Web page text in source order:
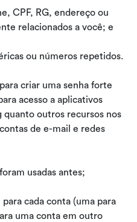
CPF, RG, endereço ou
relacionados a você; e
ou números repetidos.
criar uma senha forte
acesso a aplicativos
outros recursos nos
de e-mail e redes
usadas antes;
cada conta (uma para
uma conta em outro